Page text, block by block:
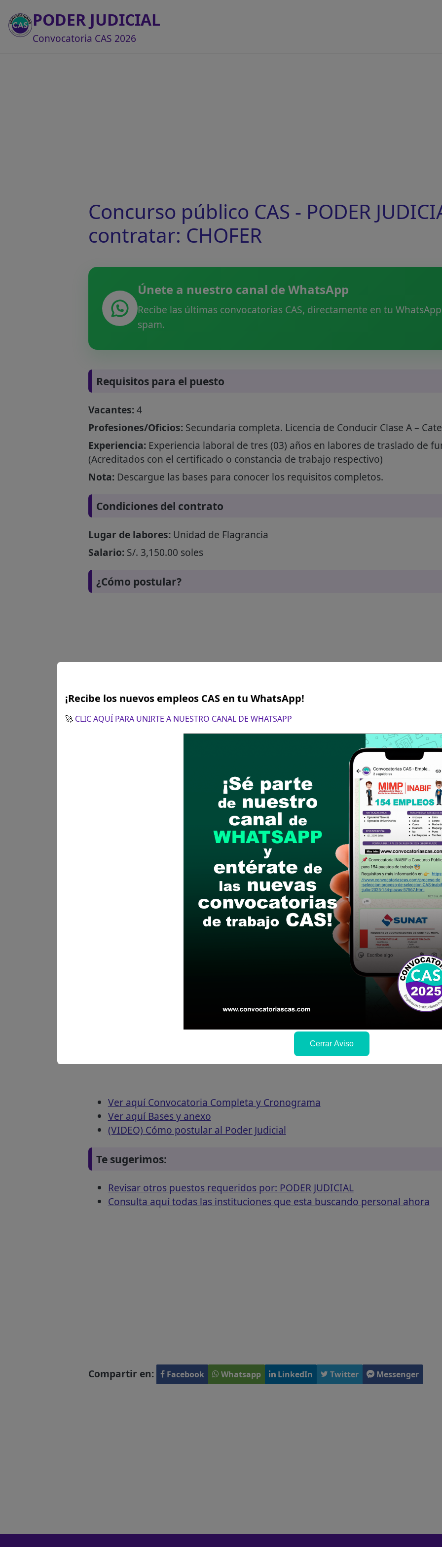
PODER JUDICIAL
Convocatoria CAS 2026
Concurso público CAS - PODER
contratar: CHOFER
Únete a nuestro canal de WhatsApp
Recibe las últimas convocatorias CAS, directamente en tu
spam.
Requisitos para el puesto
Vacantes:4
Profesiones/Oficios:Secundaria completa. Licencia de Conducir Clase A –
Experiencia:Experiencia laboral de tres (03) años en labores de traslado de
(Acreditados con el certificado o constancia de trabajo respectivo)
Nota:Descargue las bases para conocer los requisitos completos.
Condiciones del contrato
Lugar de labores:Unidad de Flagrancia
Salario:S/. 3,150.00 soles
¿Cómo postular?
Postulación web - Sistema de Postulación, Selección y
(Selecciona el concurso: "PROCESO CAS N° 021-2024-
se habilitará en las fechas indicadas anteriormente
Recomendaciones para postular
Descarga y revisa a detalle las bases del concurso público
Antes de postular, verifica si cumples con los requisitos para el puesto
Prepara tu documentación y presentalo en la fechas y por los medios que
Revisar el cronograma para conocer cuando se publicará los resultados
Descarga aquí las Bases
Ver aquí Convocatoria Completa y Cronograma
Ver aquí Bases y anexo
(VIDEO) Cómo postular al Poder Judicial
Te sugerimos:
Revisar otros puestos requeridos por: PODER JUDICIAL
Consulta aquí todas las instituciones que esta buscando personal ahora
Compartir en: Facebook Whatsapp LinkedIn Twitter Messenger
¡Recibe los nuevos empleos CAS en tu WhatsApp!
🚀 CLIC AQUÍ PARA UNIRTE A NUESTRO CANAL DE WHATSAPP
Cerrar Aviso